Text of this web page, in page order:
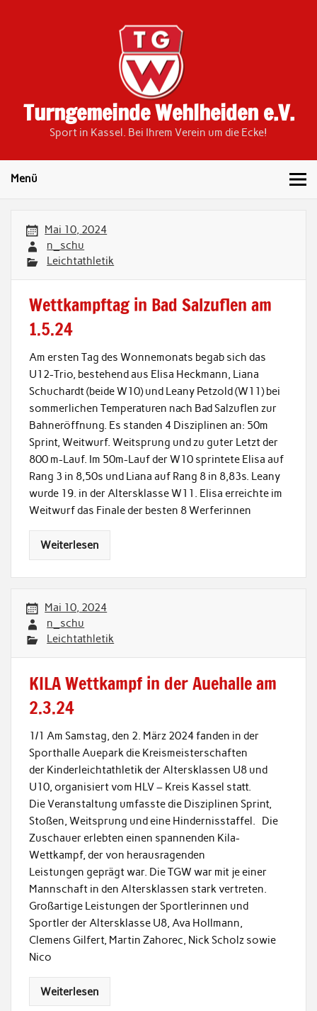
Turngemeinde Wehlheiden e.V.
Sport in Kassel. Bei Ihrem Verein um die Ecke!
Menü
Mai 10, 2024
n_schu
Leichtathletik
Wettkampftag in Bad Salzuflen am
1.5.24
Am ersten Tag des Wonnemonats begab sich das
U12-Trio, bestehend aus Elisa Heckmann, Liana
Schuchardt (beide W10) und Leany Petzold (W11) bei
sommerlichen Temperaturen nach Bad Salzuflen zur
Bahneröffnung. Es standen 4 Disziplinen an: 50m
Sprint, Weitwurf. Weitsprung und zu guter Letzt der
800 m-Lauf. Im 50m-Lauf der W10 sprintete Elisa auf
Rang 3 in 8,50s und Liana auf Rang 8 in 8,83s. Leany
wurde 19. in der Altersklasse W11. Elisa erreichte im
Weitwurf das Finale der besten 8 Werferinnen
Weiterlesen
Mai 10, 2024
n_schu
Leichtathletik
KILA Wettkampf in der Auehalle am
2.3.24
1/1 Am Samstag, den 2. März 2024 fanden in der
Sporthalle Auepark die Kreismeisterschaften
der Kinderleichtathletik der Altersklassen U8 und
U10, organisiert vom HLV – Kreis Kassel statt.
Die Veranstaltung umfasste die Disziplinen Sprint,
Stoßen, Weitsprung und eine Hindernisstaffel. Die
Zuschauer erlebten einen spannenden Kila-
Wettkampf, der von herausragenden
Leistungen geprägt war. Die TGW war mit je einer
Mannschaft in den Altersklassen stark vertreten.
Großartige Leistungen der Sportlerinnen und
Sportler der Altersklasse U8, Ava Hollmann,
Clemens Gilfert, Martin Zahorec, Nick Scholz sowie
Nico
Weiterlesen